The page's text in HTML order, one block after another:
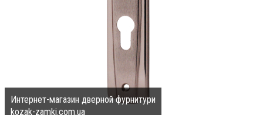
Интернет-магазин дверной фурнитури
kozak-zamki.com.ua